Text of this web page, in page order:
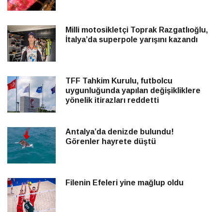
Milli motosikletçi Toprak Razgatlıoğlu,
İtalya’da superpole yarışını kazandı
TFF Tahkim Kurulu, futbolcu
uygunluğunda yapılan değişikliklere
yönelik itirazları reddetti
Antalya’da denizde bulundu!
Görenler hayrete düştü
Filenin Efeleri yine mağlup oldu